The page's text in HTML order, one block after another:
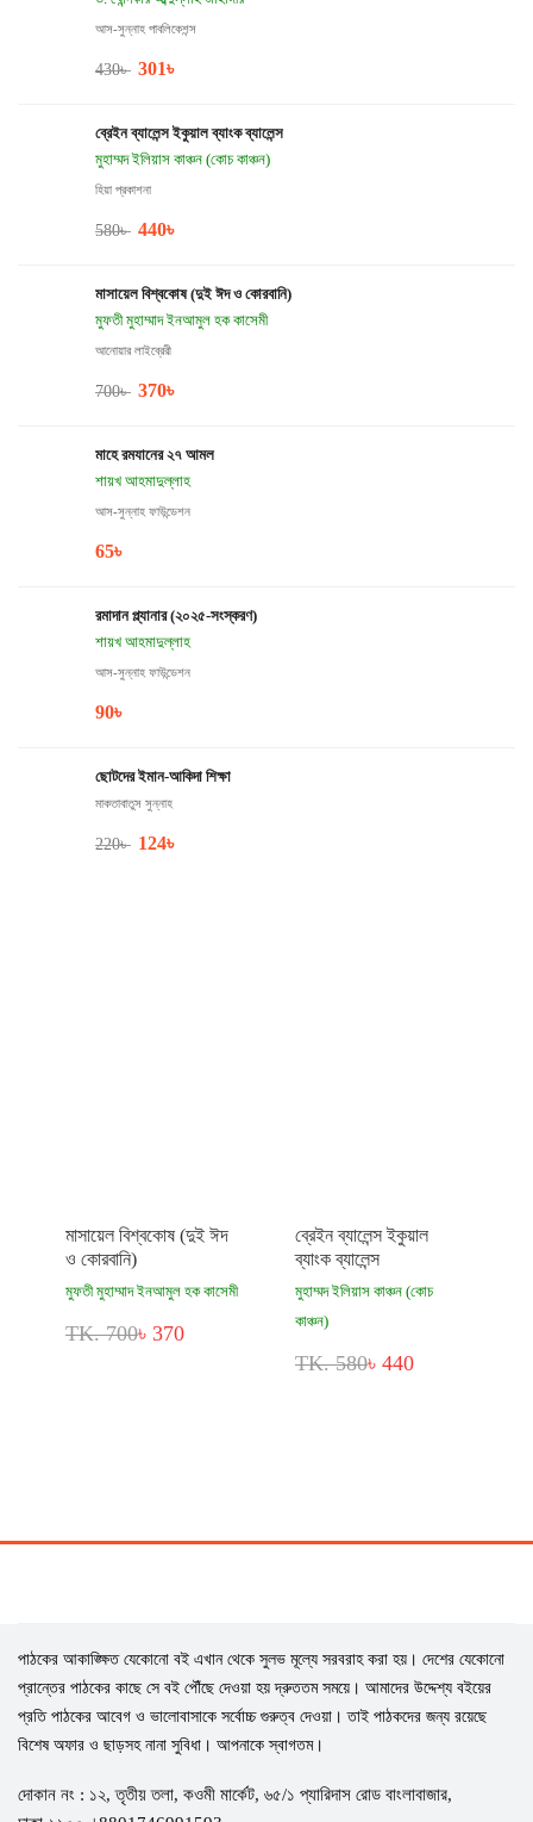
আস-সুন্নাহ পাবলিকেশন্স
430৳ 301৳
ব্রেইন ব্যালেন্স ইকুয়াল ব্যাংক ব্যালেন্স
মুহাম্মদ ইলিয়াস কাঞ্চন (কোচ কাঞ্চন)
হিয়া প্রকাশনা
580৳ 440৳
মাসায়েল বিশ্বকোষ (দুই ঈদ ও কোরবানি)
মুফতী মুহাম্মাদ ইনআমুল হক কাসেমী
আনোয়ার লাইব্রেরী
700৳ 370৳
মাহে রমযানের ২৭ আমল
শায়খ আহমাদুল্লাহ
আস-সুন্নাহ ফাউন্ডেশন
65৳
রমাদান প্ল্যানার (২০২৫-সংস্করণ)
শায়খ আহমাদুল্লাহ
আস-সুন্নাহ ফাউন্ডেশন
90৳
ছোটদের ইমান-আকিদা শিক্ষা
মাকতাবাতুস সুন্নাহ
220৳ 124৳
মাসায়েল বিশ্বকোষ (দুই ঈদ
ও কোরবানি)
মুফতী মুহাম্মাদ ইনআমুল হক কাসেমী
TK. 700৳ 370
ব্রেইন ব্যালেন্স ইকুয়াল
ব্যাংক ব্যালেন্স
মুহাম্মদ ইলিয়াস কাঞ্চন (কোচ
কাঞ্চন)
TK. 580৳ 440
পাঠকের আকাঙ্ক্ষিত যেকোনো বই এখান থেকে সুলভ মূল্যে সরবরাহ করা হয়। দেশের যেকোনো
প্রান্তের পাঠকের কাছে সে বই পৌঁছে দেওয়া হয় দ্রুততম সময়ে। আমাদের উদ্দেশ্য বইয়ের
প্রতি পাঠকের আবেগ ও ভালোবাসাকে সর্বোচ্চ গুরুত্ব দেওয়া। তাই পাঠকদের জন্য রয়েছে
বিশেষ অফার ও ছাড়সহ নানা সুবিধা। আপনাকে স্বাগতম।
দোকান নং : ১২, তৃতীয় তলা, কওমী মার্কেট, ৬৫/১ প্যারিদাস রোড বাংলাবাজার,